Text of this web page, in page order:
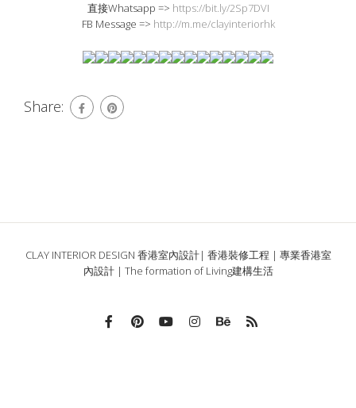
直接Whatsapp => https://bit.ly/2Sp7DVI
FB Message => http://m.me/clayinteriorhk
Share:
CLAY INTERIOR DESIGN 香港室內設計| 香港裝修工程 | 專業香港室
內設計 | The formation of Living建構生活